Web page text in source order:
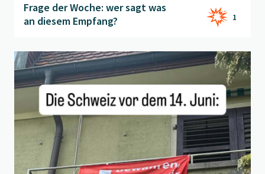
Frage der Woche: wer sagt was
an diesem Empfang?
1
Beitrag "Nach der 10-Mio-Initiative" öffnen